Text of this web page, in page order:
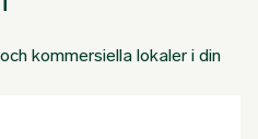
kommersiella lokaler i din